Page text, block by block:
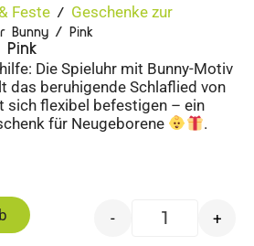
Feste / Geschenke zur
Bunny / Pink
Die Spieluhr mit Bunny-Motiv
das beruhigende Schlaflied von
sich flexibel befestigen – ein
für Neugeborene
.
- +